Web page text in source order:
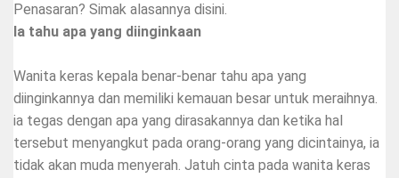
Penasaran? Simak alasannya disini.
Ia tahu apa yang diinginkaan
Wanita keras kepala benar-benar tahu apa yang
diinginkannya dan memiliki kemauan besar untuk meraihnya.
ia tegas dengan apa yang dirasakannya dan ketika hal
tersebut menyangkut pada orang-orang yang dicintainya, ia
tidak akan muda menyerah. Jatuh cinta pada wanita keras